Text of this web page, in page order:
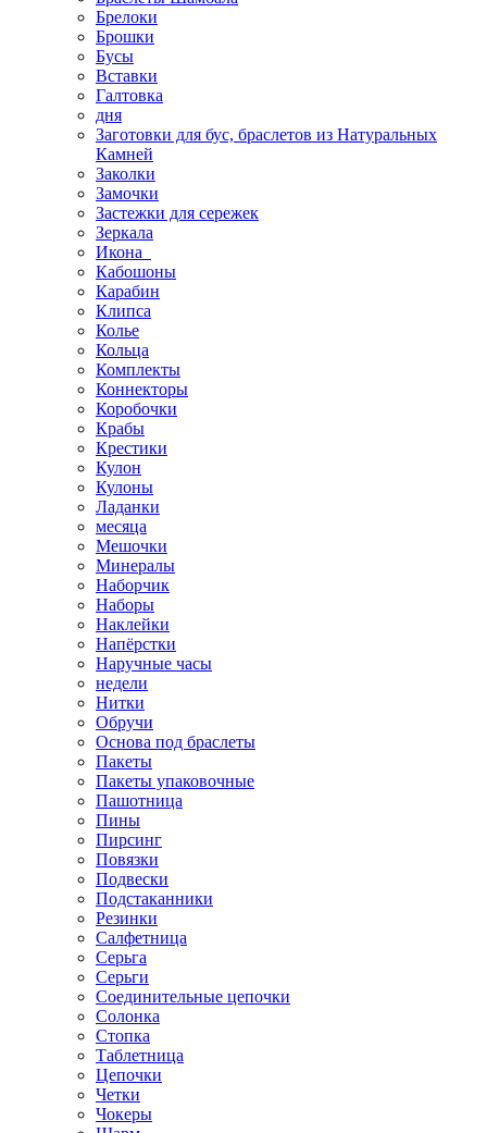
Брелоки
Брошки
Бусы
Вставки
Галтовка
дня
Заготовки для бус, браслетов из Натуральных
Камней
Заколки
Замочки
Застежки для сережек
Зеркала
Икона
Кабошоны
Карабин
Клипса
Колье
Кольца
Комплекты
Коннекторы
Коробочки
Крабы
Крестики
Кулон
Кулоны
Ладанки
месяца
Мешочки
Минералы
Наборчик
Наборы
Наклейки
Напёрстки
Наручные часы
недели
Нитки
Обручи
Основа под браслеты
Пакеты
Пакеты упаковочные
Пашотница
Пины
Пирсинг
Повязки
Подвески
Подстаканники
Резинки
Салфетница
Серьга
Серьги
Соединительные цепочки
Солонка
Стопка
Таблетница
Цепочки
Четки
Чокеры